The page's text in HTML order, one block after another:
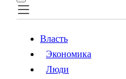
Власть
Власть
Экономика
Люди